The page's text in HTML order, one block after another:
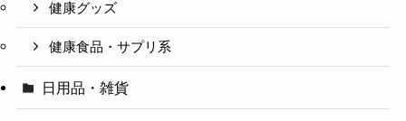
健康グッズ
健康食品・サプリ系
日用品・雑貨